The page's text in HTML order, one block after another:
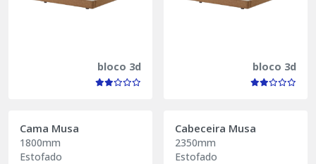
bloco 3d bloco 3d
Cama Musa
1800mm
Estofado
Cabeceira Musa
2350mm
Estofado